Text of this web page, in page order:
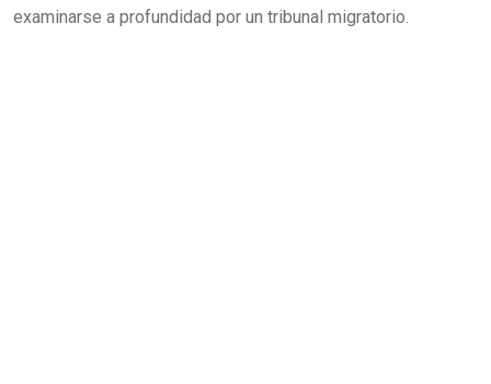
examinarse a profundidad por un tribunal migratorio.